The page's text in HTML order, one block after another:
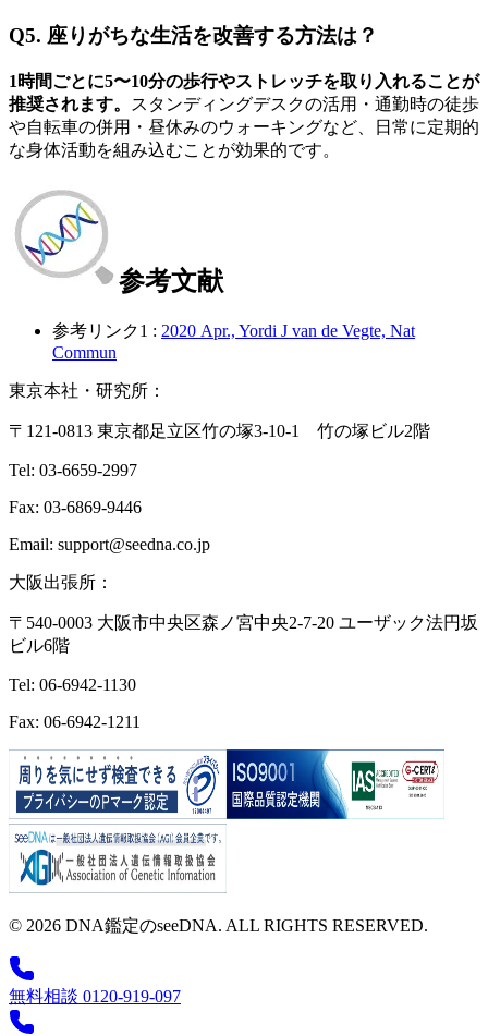
Q5. 座りがちな生活を改善する方法は？
1時間ごとに5〜10分の歩行やストレッチを取り入れることが
推奨されます。
スタンディングデスクの活用・通勤時の徒歩
や自転車の併用・昼休みのウォーキングなど、日常に定期的
な身体活動を組み込むことが効果的です。
参考文献
参考リンク1 : 2020 Apr., Yordi J van de Vegte, Nat
Commun
東京本社・研究所：
〒121-0813 東京都足立区竹の塚3-10-1 竹の塚ビル2階
Tel: 03-6659-2997
Fax: 03-6869-9446
Email: support@seedna.co.jp
大阪出張所：
〒540-0003 大阪市中央区森ノ宮中央2-7-20 ユーザック法円坂
ビル6階
Tel: 06-6942-1130
Fax: 06-6942-1211
© 2026 DNA鑑定のseeDNA. ALL RIGHTS RESERVED.
無料相談 0120-919-097